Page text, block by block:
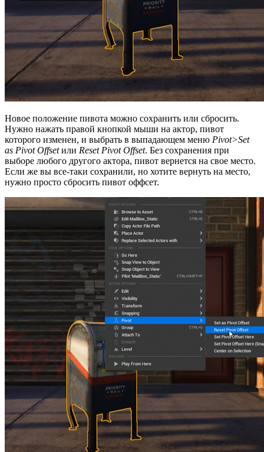
Новое положение пивота можно сохранить или сбросить.
Нужно нажать правой кнопкой мыши на актор, пивот
которого изменен, и выбрать в выпадающем меню Pivot>Set
as Pivot Offsetили Reset Pivot Offset. Без сохранения при
выборе любого другого актора, пивот вернется на свое место.
Если же вы все-таки сохранили, но хотите вернуть на место,
нужно просто сбросить пивот оффсет.